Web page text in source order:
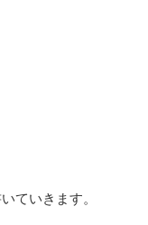
ていきます。